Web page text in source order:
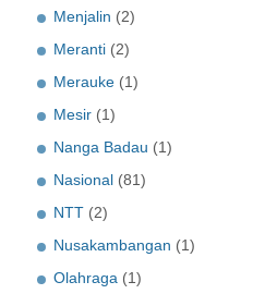
Menjalin (2)
Meranti (2)
Merauke (1)
Mesir (1)
Nanga Badau (1)
Nasional (81)
NTT (2)
Nusakambangan (1)
Olahraga (1)